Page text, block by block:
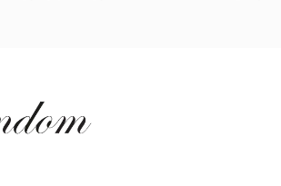
hasar kaydı düşürülmeli; 48 saat içinde fotoğraflarla
tüm kargo masrafları Satıcıya aittir.